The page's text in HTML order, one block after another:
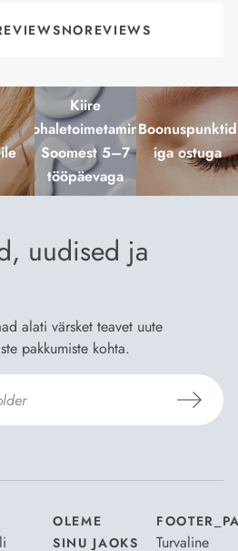
Kiire
kohaletoimetamine
Soomest 5–7
tööpäevaga
Boonuspunktid
iga ostuga
uudised ja
alati värsket teavet uute
pakkumiste kohta.
OLEME
SINU JAOKS
Turvaline